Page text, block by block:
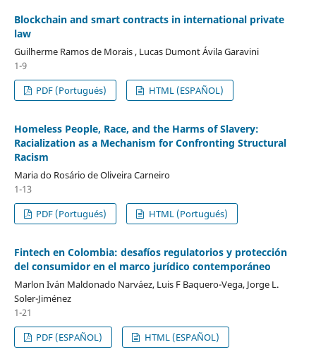
Blockchain and smart contracts in international private
law
Guilherme Ramos de Morais , Lucas Dumont Ávila Garavini
1-9
PDF (Portugués)
HTML (ESPAÑOL)
Homeless People, Race, and the Harms of Slavery:
Racialization as a Mechanism for Confronting Structural
Racism
Maria do Rosário de Oliveira Carneiro
1-13
PDF (Portugués)
HTML (Portugués)
Fintech en Colombia: desafíos regulatorios y protección
del consumidor en el marco jurídico contemporáneo
Marlon Iván Maldonado Narváez, Luis F Baquero-Vega, Jorge L.
Soler-Jiménez
1-21
PDF (ESPAÑOL)
HTML (ESPAÑOL)